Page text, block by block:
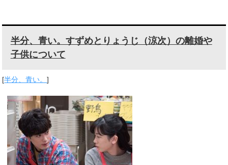
半分、青い。すずめとりょうじ（涼次）の離婚や
子供について
[半分、青い。]